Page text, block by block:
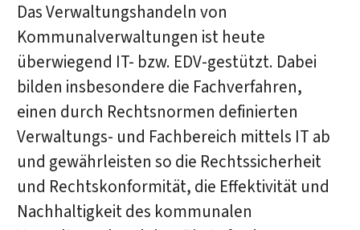
Das Verwaltungshandeln von
Kommunalverwaltungen ist heute
überwiegend IT- bzw. EDV-gestützt. Dabei
bilden insbesondere die Fachverfahren,
einen durch Rechtsnormen definierten
Verwaltungs- und Fachbereich mittels IT ab
und gewährleisten so die Rechtssicherheit
und Rechtskonformität, die Effektivität und
Nachhaltigkeit des kommunalen